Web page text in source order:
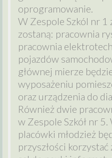
oprogramowanie.
W Zespole Szkól nr 1
zostaną: pracownia
pracownia
pojazdów
głównej mierze
wyposażeniu
oraz urządzenia do
Również dwie
w Zespole Szkół nr
placówki młodzież
przyszłości